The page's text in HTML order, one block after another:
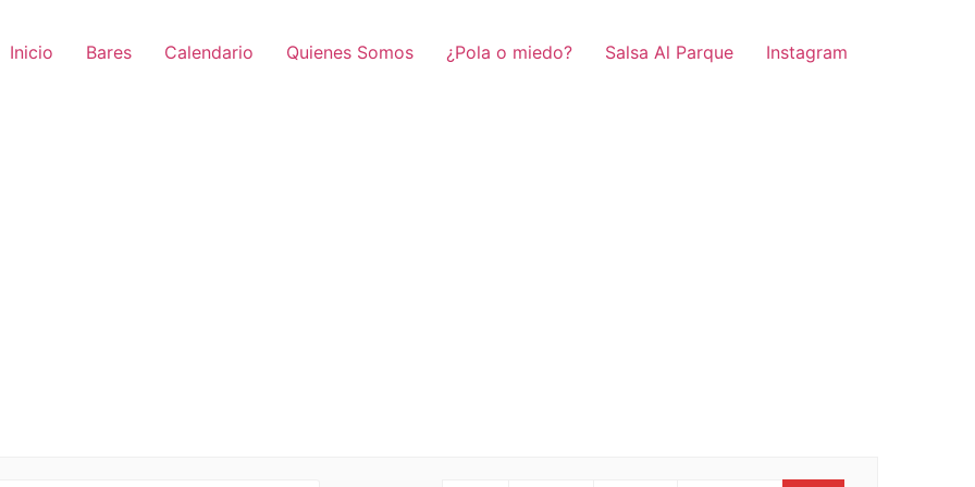
Inicio Bares Calendario Quienes Somos ¿Pola o miedo? Salsa Al Parque Instagram